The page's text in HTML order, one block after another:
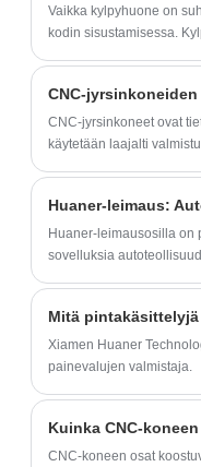
Vaikka kylpyhuone on
kodin sisustamisessa.
riipuksia
Mihin meidän tulee
valittaessa? Mutta monet
CNC-jyrsinkoneet ovat
käytetään laajalti
Huaner-leimausosilla on
sovelluksia
Xiamen Huaner
painevalujen valmistaja.
Kuinka CNC-
CNC-koneen osat